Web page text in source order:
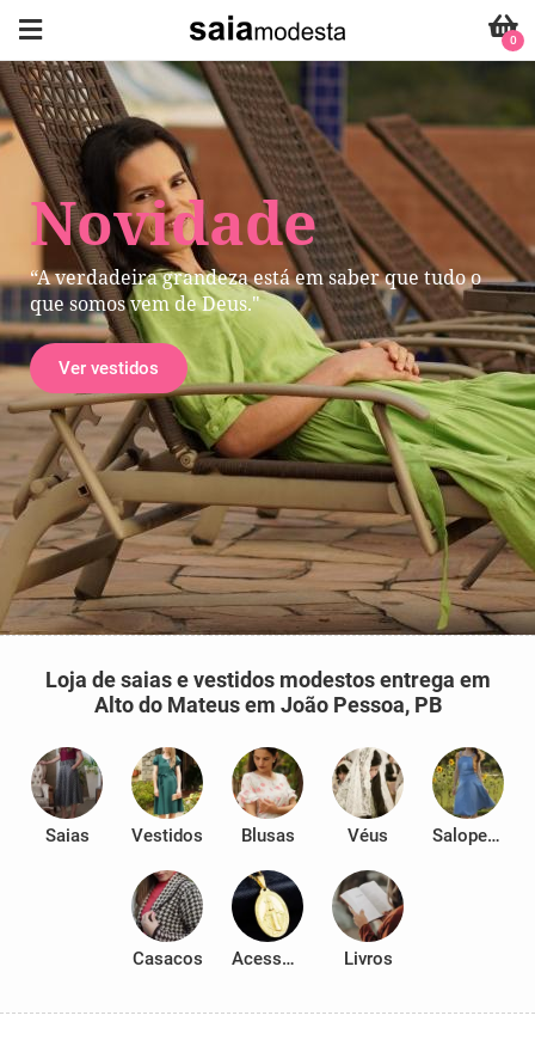
Novidade
“A verdadeira grandeza está em saber que tudo o
que somos vem de Deus."
Ver vestidos
0
Loja de saias e vestidos modestos entrega em
Alto do Mateus em João Pessoa, PB
Saias Vestidos Blusas Véus Salopetes
Casacos Acessórios Livros